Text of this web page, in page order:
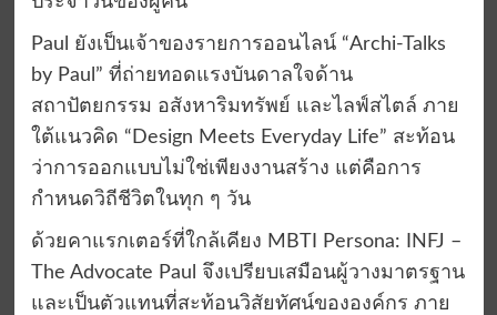
Paul ยังเป็นเจ้าของรายการออนไลน์ “Archi-Talks
by Paul” ที่ถ่ายทอดแรงบันดาลใจด้าน
สถาปัตยกรรม อสังหาริมทรัพย์ และไลฟ์สไตล์ ภาย
ใต้แนวคิด “Design Meets Everyday Life” สะท้อน
ว่าการออกแบบไม่ใช่เพียงงานสร้าง แต่คือการ
กำหนดวิถีชีวิตในทุก ๆ วัน
ด้วยคาแรกเตอร์ที่ใกล้เคียง MBTI Persona: INFJ –
The Advocate Paul จึงเปรียบเสมือนผู้วางมาตรฐาน
และเป็นตัวแทนที่สะท้อนวิสัยทัศน์ขององค์กร ภาย